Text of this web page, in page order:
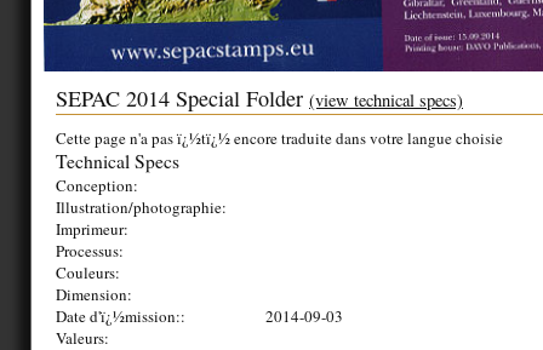
SEPAC 2014 Special Folder (view technical specs)
Cette page n'a pas ï¿½tï¿½ encore traduite dans votre langue choisie
Technical Specs
Conception:
Illustration/photographie:
Imprimeur:
Processus:
Couleurs:
Dimension:
Date d'ï¿½mission::
2014-09-03
Valeurs: